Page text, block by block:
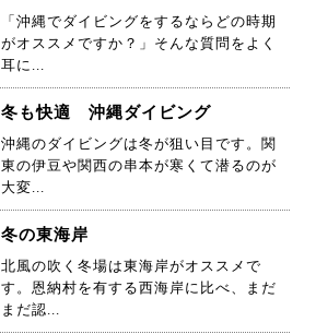
「沖縄でダイビングをするならどの時期
がオススメですか？」そんな質問をよく
耳に...
冬も快適 沖縄ダイビング
沖縄のダイビングは冬が狙い目です。関
東の伊豆や関西の串本が寒くて潜るのが
大変...
冬の東海岸
北風の吹く冬場は東海岸がオススメで
す。恩納村を有する西海岸に比べ、まだ
まだ認...